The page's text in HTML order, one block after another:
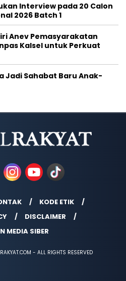
Interview pada 20 Calon
2026 Batch 1
Anev Pemasyarakatan
Kalsel untuk Perkuat
Jadi Sahabat Baru Anak-
KODE ETIK
DISCLAIMER
MEDIA SIBER
- ALL RIGHTS RESERVED